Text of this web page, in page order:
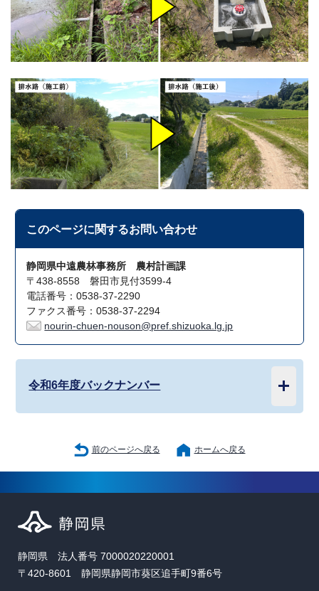
このページに関するお問い合わせ
静岡県中遠農林事務所 農村計画課
〒438-8558 磐田市見付3599-4
電話番号：0538-37-2290
ファクス番号：0538-37-2294
nourin-chuen-nouson@pref.shizuoka.lg.jp
令和6年度バックナンバー
前のページへ戻る ホームへ戻る
静岡県 法人番号 7000020220001
〒420-8601 静岡県静岡市葵区追手町9番6号